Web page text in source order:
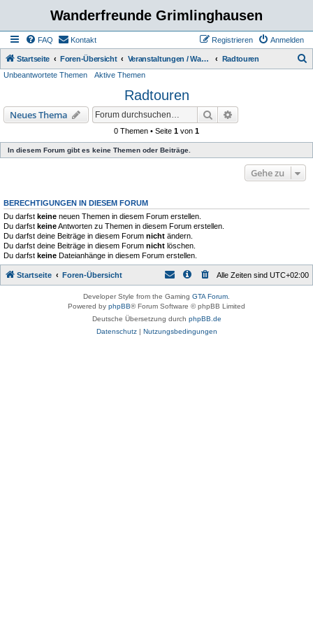
Wanderfreunde Grimlinghausen
FAQ Kontakt Anmelden
Registrieren
Startseite Foren-Übersicht Veranstaltungen / Wanderungen Radtouren
Unbeantwortete Themen Aktive Themen
Radtouren
Neues Thema Suche
0 Themen • Seite 1 von 1
In diesem Forum gibt es keine Themen oder Beiträge.
Gehe zu
BERECHTIGUNGEN IN DIESEM FORUM
Du darfst keine neuen Themen in diesem Forum erstellen.
Du darfst keineAntworten zu Themen in diesem Forum erstellen.
Du darfst deine Beiträge in diesem Forum nicht ändern.
Du darfst deine Beiträge in diesem Forum nicht löschen.
Du darfst keine Dateianhänge in diesem Forum erstellen.
Startseite Foren-Übersicht Alle Zeiten sind UTC+02:00
Developer Style from the Gaming GTA Forum
Powered by phpBB® Forum Software © phpBB Limited
Deutsche Übersetzung durch phpBB.de
Datenschutz| Nutzungsbedingungen